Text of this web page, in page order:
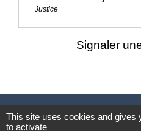
Justice
Signaler
Nous
This site uses cookies and gives
to activate